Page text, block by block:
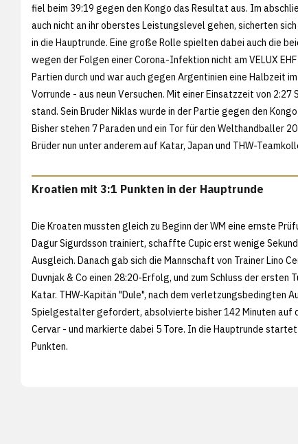
fiel beim 39:19 gegen den Kongo das Resultat aus. Im
auch nicht an ihr oberstes Leistungslevel gehen, sicherten
in die Hauptrunde. Eine große Rolle spielten dabei auch die
wegen der Folgen einer Corona-Infektion nicht am VELUX
Partien durch und war auch gegen Argentinien eine Halbzeit
Vorrunde - aus neun Versuchen. Mit einer Einsatzzeit von
stand. Sein Bruder Niklas wurde in der Partie gegen den
Bisher stehen 7 Paraden und ein Tor für den Welthandballer
Brüder nun unter anderem auf Katar, Japan und THW-
Kroatien mit 3:1 Punkten in der Hauptrunde
Die Kroaten mussten gleich zu Beginn der WM eine ernste
Dagur Sigurdsson trainiert, schaffte Cupic erst wenige
Ausgleich. Danach gab sich die Mannschaft von Trainer Lino
Duvnjak & Co einen 28:20-Erfolg, und zum Schluss der
Katar. THW-Kapitän "Dule", nach dem verletzungsbedingten
Spielgestalter gefordert, absolvierte bisher 142 Minuten auf
Cervar - und markierte dabei 5 Tore. In die Hauptrunde
Punkten.